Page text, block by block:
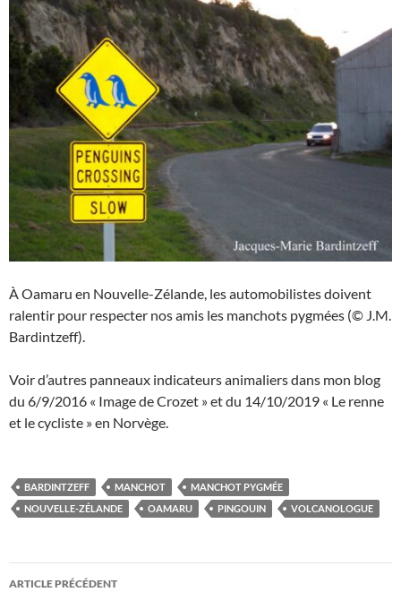
À Oamaru en Nouvelle-Zélande, les automobilistes doivent
ralentir pour respecter nos amis les manchots pygmées (© J.M.
Bardintzeff).
Voir d’autres panneaux indicateurs animaliers dans mon blog
du 6/9/2016 « Image de Crozet » et du 14/10/2019 « Le renne
et le cycliste » en Norvège.
BARDINTZEFF MANCHOT
MANCHOT PYGMÉE
NOUVELLE-ZÉLANDE
OAMARU PINGOUIN VOLCANOLOGUE
Navigation
ARTICLE PRÉCÉDENT